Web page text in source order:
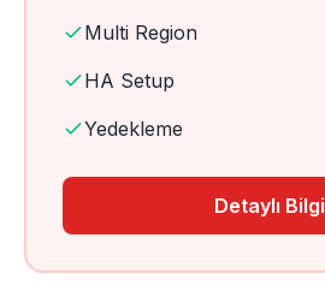
Multi Region
HA Setup
Yedekleme
Detaylı Bilgi